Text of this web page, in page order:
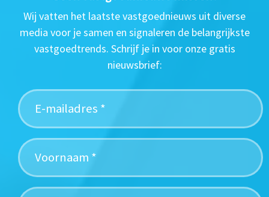
Wij vatten het laatste vastgoednieuws uit diverse
media voor je samen en signaleren de belangrijkste
vastgoedtrends. Schrijf je in voor onze gratis
nieuwsbrief: